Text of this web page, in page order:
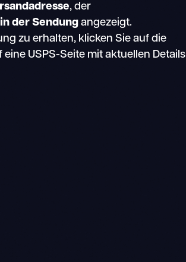
, der
der Sendungangezeigt.
zu erhalten, klicken Sie auf die
USPS-Seite mit aktuellen Details